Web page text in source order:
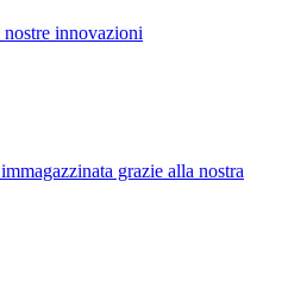
innovazioni
grazie alla nostra